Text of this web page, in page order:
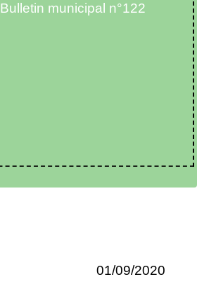
Bulletin municipal n°122
01/09/2020